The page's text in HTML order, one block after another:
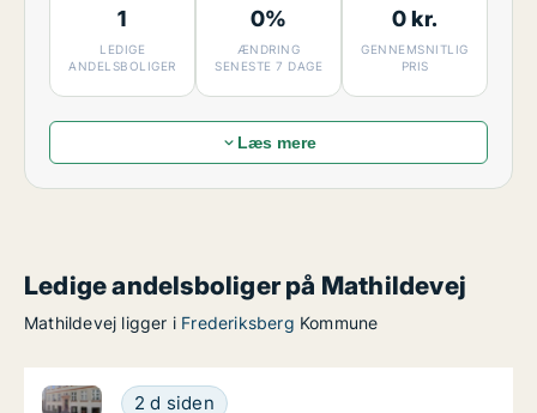
1
LEDIGE
ANDELSBOLIGER
0%
ÆNDRING
SENESTE 7 DAGE
0 kr.
GENNEMSNITLIG
PRIS
Læs mere
Ledige andelsboliger på Mathildevej
Mathildevej ligger i Frederiksberg Kommune
Ca. 85 m2 andelsbolig til salg i 1070
2 d siden
Ca. 85 m2 andelsbolig til salg i 1070 København K,